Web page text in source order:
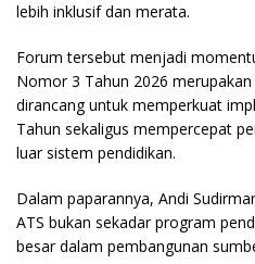
lebih inklusif dan merata.
Forum tersebut menjadi
Nomor 3 Tahun 2026
dirancang untuk memperkuat
Tahun sekaligus mempercepat
luar sistem pendidikan.
Dalam paparannya, Andi
ATS bukan sekadar program
besar dalam pembangunan